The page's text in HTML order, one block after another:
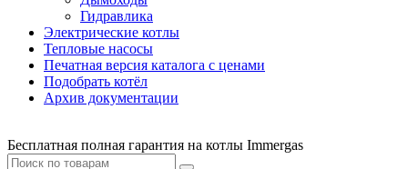
Гидравлика
Электрические котлы
Тепловые насосы
Печатная версия каталога с ценами
Подобрать котёл
Архив документации
Бесплатная полная гарантия на котлы Immergas